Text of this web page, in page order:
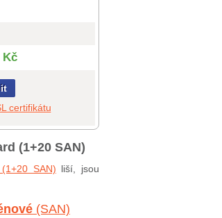
Kč
certifikátu
(1+20 SAN)
SAN) liší, jsou
(SAN)